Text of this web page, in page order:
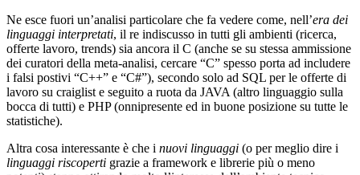
Ne esce fuori un’analisi particolare che fa vedere come, nell’era dei
linguaggi interpretati, il re indiscusso in tutti gli ambienti (ricerca,
offerte lavoro, trends) sia ancora il C (anche se su stessa ammissione
dei curatori della meta-analisi, cercare “C” spesso porta ad includere
i falsi postivi “C++” e “C#”), secondo solo ad SQL per le offerte di
lavoro su craiglist e seguito a ruota da JAVA (altro linguaggio sulla
bocca di tutti) e PHP (onnipresente ed in buone posizione su tutte le
statistiche).
Altra cosa interessante è che i nuovi linguaggi (o per meglio dire i
linguaggi riscoperti grazie a framework e librerie più o meno